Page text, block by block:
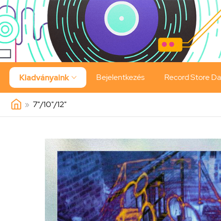
Kiadványaink  Bejelentkezés Record Store
» 7"/10"/12"